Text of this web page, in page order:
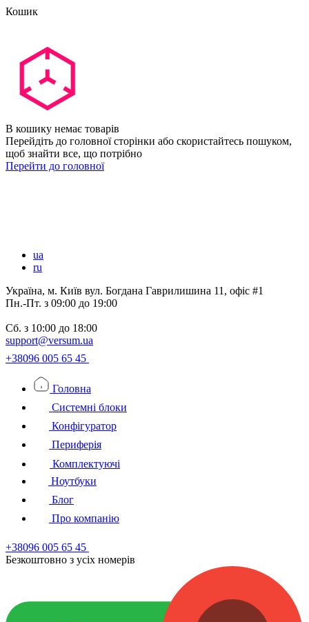
Кошик
В кошику немає товарів
Перейдіть до головної сторінки або скористайтесь пошуком,
щоб знайти все, що потрібно
Перейти до головної
ua
ru
Україна, м. Київ вул. Богдана Гаврилишина 11, офіс #1
Пн.-Пт. з 09:00 до 19:00
Сб. з 10:00 до 18:00
support@versum.ua
+38096 005 65 45
Головна
Системні блоки
Конфігуратор
Периферія
Комплектуючі
Ноутбуки
Блог
Про компанію
+38096 005 65 45
Безкоштовно з усiх номерiв